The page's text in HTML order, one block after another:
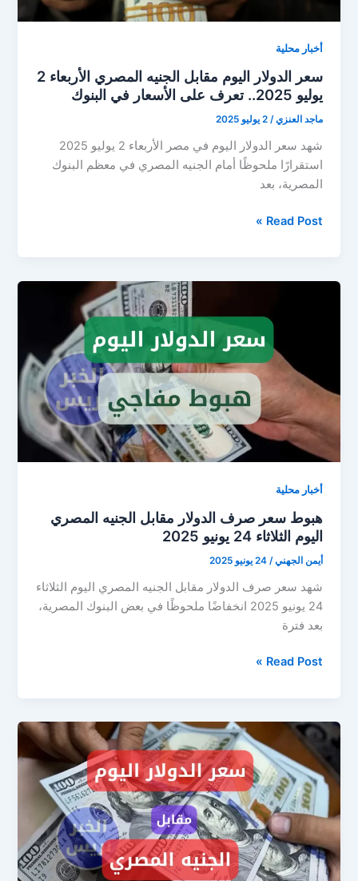
أخبار محلية
سعر الدولار اليوم مقابل الجنيه المصري الأربعاء 2
يوليو 2025.. تعرف على الأسعار في البنوك
ماجد العنزي/2 يوليو 2025
شهد سعر الدولار اليوم في مصر الأربعاء 2 يوليو 2025
استقرارًا ملحوظًا أمام الجنيه المصري في معظم البنوك
المصرية، بعد
سعر
مقابل
يوليو
تعرف
على
الأسعار
البنوك
Read Post »
أخبار محلية
هبوط سعر صرف الدولار مقابل الجنيه المصري
اليوم الثلاثاء 24 يونيو 2025
أيمن الجهني/24 يونيو 2025
شهد سعر صرف الدولار مقابل الجنيه المصري اليوم الثلاثاء
24 يونيو 2025 انخفاضًا ملحوظًا في بعض البنوك المصرية،
بعد فترة
هبوط
الدولار
مقابل
الجنيه
المصري
اليوم
الثلاثاء
24
يونيو
2025
Read Post »